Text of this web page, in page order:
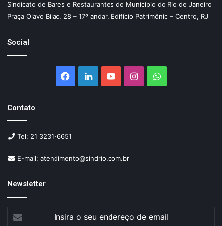
Sindicato de Bares e Restaurantes do Município do Rio de Janeiro
Praça Olavo Bilac, 28 – 17º andar, Edifício Patrimônio – Centro, RJ
Social
Facebook
LinkedinYouTubeInstagramWhatsApp
Contato
Tel: 21 3231-6651
E-mail: atendimento@sindrio.com.br
Newsletter